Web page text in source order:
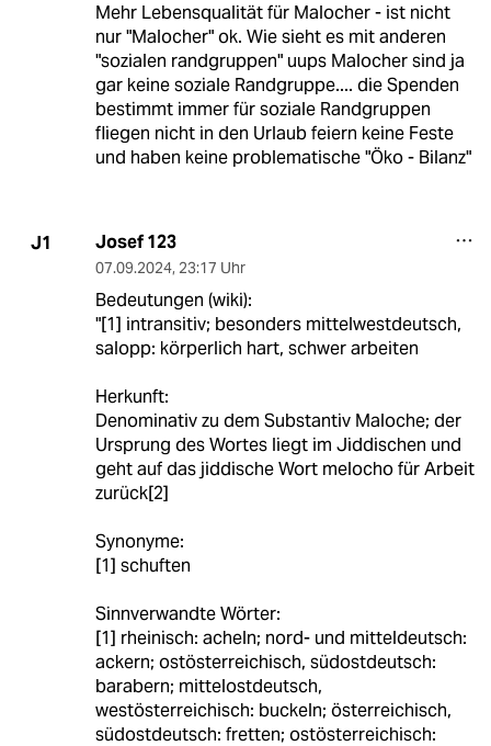
Mehr Lebensqualität für Malocher - ist nicht
nur "Malocher" ok. Wie sieht es mit anderen
"sozialen randgruppen" uups Malocher sind ja
gar keine soziale Randgruppe.... die Spenden
bestimmt immer für soziale Randgruppen
fliegen nicht in den Urlaub feiern keine Feste
und haben keine problematische "Öko - Bilanz"
J1 Josef 123
07.09.2024, 23:17 Uhr
Bedeutungen (wiki):
"[1] intransitiv; besonders mittelwestdeutsch,
salopp: körperlich hart, schwer arbeiten
Herkunft:
Denominativ zu dem Substantiv Maloche; der
Ursprung des Wortes liegt im Jiddischen und
geht auf das jiddische Wort melocho für Arbeit
zurück[2]
Synonyme:
[1] schuften
Sinnverwandte Wörter:
[1] rheinisch: acheln; nord- und mitteldeutsch:
ackern; ostösterreichisch, südostdeutsch:
barabern; mittelostdeutsch,
westösterreichisch: buckeln; österreichisch,
südostdeutsch: fretten; ostösterreichisch: